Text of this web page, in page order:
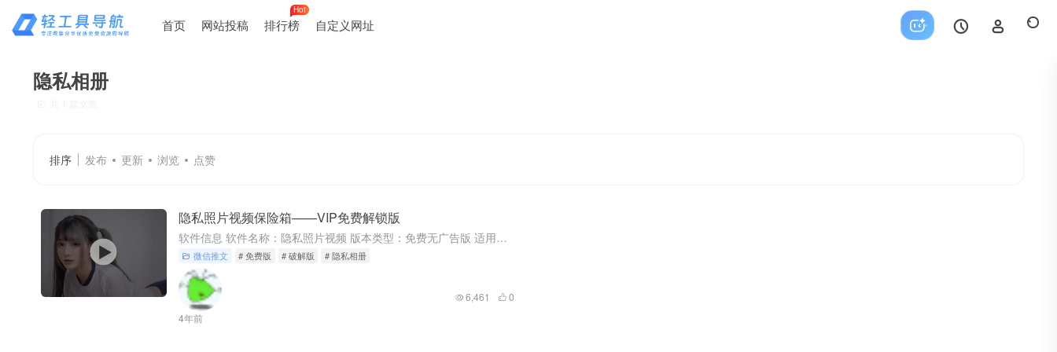
首页 网站投稿 排行榜
Hot
自定义网址
隐私相册
排序 发布 更新 浏览 点赞
隐私照片视频保险箱——VIP免费解锁版
软件信息 软件名称：隐私照片视频 版本类型：免费无广告版 适用设备：Android 获取方式：文章底部 隐私照片视频 安卓9 魅族16T亲测 这款软件是一款能够帮助我们建立一个隐私相册的软件，软件已经...
微信推文 # 免费版 # 破解版 # 隐私相册
4年前
6,461 0